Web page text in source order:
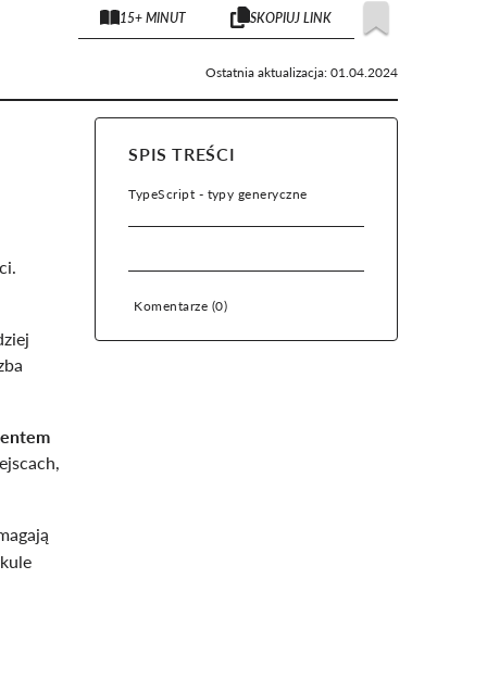
15+ MINUT SKOPIUJ LINK
Ostatnia aktualizacja: 01.04.2024
SPIS TREŚCI
TypeScript - typy generyczne
Komentarze (0)